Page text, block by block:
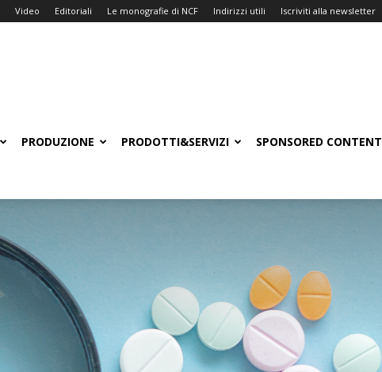
Video Editoriali Le monografie di NCF Indirizzi utili Iscriviti alla newsletter
PRODUZIONE PRODOTTI&SERVIZI SPONSORED CONTENT